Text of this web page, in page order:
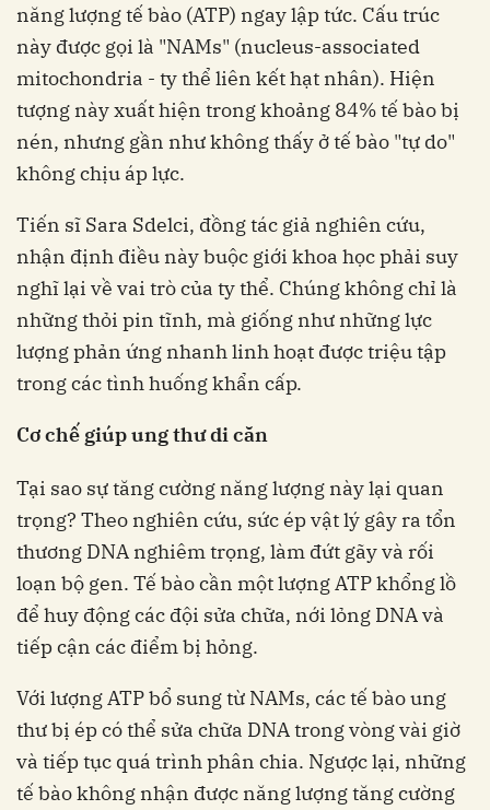
năng lượng tế bào (ATP) ngay lập tức. Cấu trúc
này được gọi là "NAMs" (nucleus-associated
mitochondria - ty thể liên kết hạt nhân). Hiện
tượng này xuất hiện trong khoảng 84% tế bào bị
nén, nhưng gần như không thấy ở tế bào "tự do"
không chịu áp lực.
Tiến sĩ Sara Sdelci, đồng tác giả nghiên cứu,
nhận định điều này buộc giới khoa học phải suy
nghĩ lại về vai trò của ty thể. Chúng không chỉ là
những thỏi pin tĩnh, mà giống như những lực
lượng phản ứng nhanh linh hoạt được triệu tập
trong các tình huống khẩn cấp.
Cơ chế giúp ung thư di căn
Tại sao sự tăng cường năng lượng này lại quan
trọng? Theo nghiên cứu, sức ép vật lý gây ra tổn
thương DNA nghiêm trọng, làm đứt gãy và rối
loạn bộ gen. Tế bào cần một lượng ATP khổng lồ
để huy động các đội sửa chữa, nới lỏng DNA và
tiếp cận các điểm bị hỏng.
Với lượng ATP bổ sung từ NAMs, các tế bào ung
thư bị ép có thể sửa chữa DNA trong vòng vài giờ
và tiếp tục quá trình phân chia. Ngược lại, những
tế bào không nhận được năng lượng tăng cường